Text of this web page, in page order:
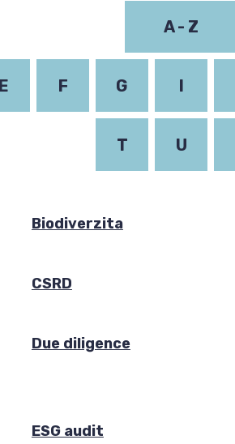
A - Z
E F G I
T U
Biodiverzita
CSRD
Due diligence
ESG audit